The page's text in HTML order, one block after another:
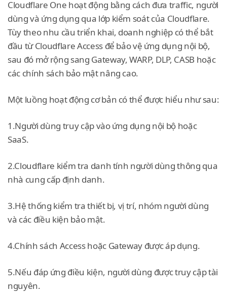
Cloudflare One hoạt động bằng cách đưa traffic, người
dùng và ứng dụng qua lớp kiểm soát của Cloudflare.
Tùy theo nhu cầu triển khai, doanh nghiệp có thể bắt
đầu từ Cloudflare Access để bảo vệ ứng dụng nội bộ,
sau đó mở rộng sang Gateway, WARP, DLP, CASB hoặc
các chính sách bảo mật nâng cao.
Một luồng hoạt động cơ bản có thể được hiểu như sau:
1.Người dùng truy cập vào ứng dụng nội bộ hoặc
SaaS.
2.Cloudflare kiểm tra danh tính người dùng thông qua
nhà cung cấp định danh.
3.Hệ thống kiểm tra thiết bị, vị trí, nhóm người dùng
và các điều kiện bảo mật.
4.Chính sách Access hoặc Gateway được áp dụng.
5.Nếu đáp ứng điều kiện, người dùng được truy cập tài
nguyên.